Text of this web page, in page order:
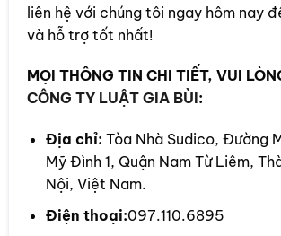
liên hệ với chúng tôi ngay hôm nay
và hỗ trợ tốt nhất!
MỌI THÔNG TIN CHI TIẾT, VUI
CÔNG TY LUẬT GIA BÙI:
Địa chỉ: Tòa Nhà Sudico, Đường
Mỹ Đình 1, Quận Nam Từ Liêm,
Nội, Việt Nam.
Điện thoại:097.110.6895